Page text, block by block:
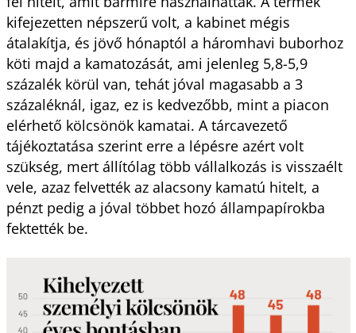
kifejezetten népszerű volt, a kabinet mégis
átalakítja, és jövő hónaptól a háromhavi buborhoz
köti majd a kamatozását, ami jelenleg 5,8-5,9
százalék körül van, tehát jóval magasabb a 3
százaléknál, igaz, ez is kedvezőbb, mint a piacon
elérhető kölcsönök kamatai. A tárcavezető
tájékoztatása szerint erre a lépésre azért volt
szükség, mert állítólag több vállalkozás is visszaélt
vele, azaz felvették az alacsony kamatú hitelt, a
pénzt pedig a jóval többet hozó állampapírokba
fektették be.